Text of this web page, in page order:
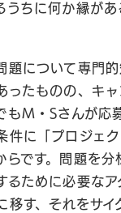
うちに何か縁が
題について専門
ったものの、キ
もM・Sさんが応
件に「プロジェク
らです。問題を分
るために必要な
移す、それをサイ